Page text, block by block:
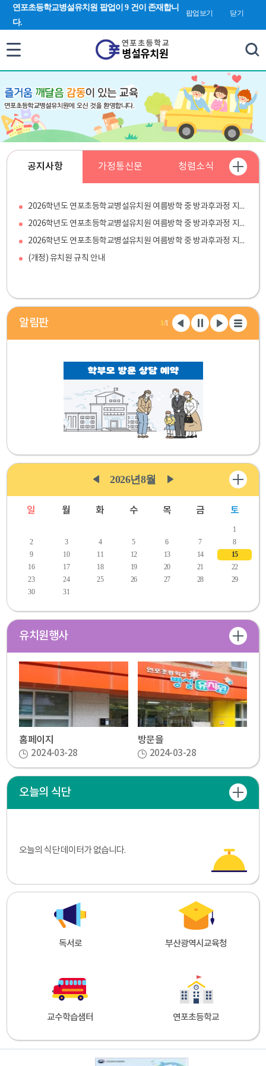
연포초등학교병설유치원 팝업이 9 건이 존재합니
다.
팝업보기 닫기
합
검
공지사항
2026학년도 연포초등학교병설유치원 여름방학 중 방과후과정 지원인력 채용 재공고
2026학년도 연포초등학교병설유치원 여름방학 중 방과후과정 지원인력 채용 공고(수정)
2026학년도 연포초등학교병설유치원 여름방학 중 방과후과정 지원인력 채용 공고
(개정) 유치원 규칙 안내
가정통신문 청렴소식
알림판 1/1
일
2026년 8월
일 월 화 수 목 금 토
1
2
3 4 5 6 7
8
9
10 11 12 13 14
15
16
17 18 19 20 21
22
23
24 25 26 27 28
29
30
31
유치원행사
홈페이지
2024-03-28
방문을
2024-03-28
오늘의 식단
오늘의 식단 데이터가 없습니다.
독서로 부산광역시교육청
교수학습샘터 연포초등학교